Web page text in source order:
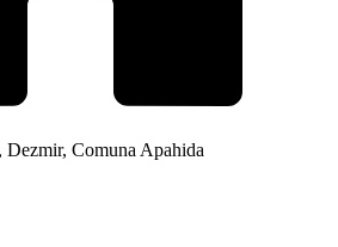
Dezmir, Comuna Apahida